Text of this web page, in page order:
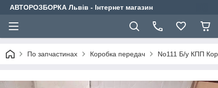
АВТОРОЗБОРКА Львів - Інтернет магазин
По запчастинах Коробка передач No111 Б/у КПП